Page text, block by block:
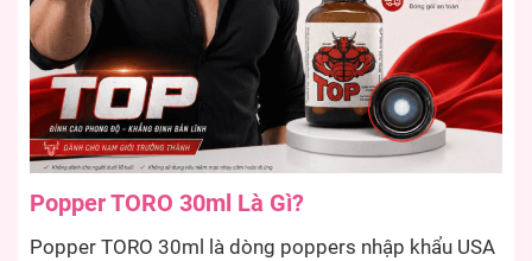
Popper TORO 30ml Là Gì?
Popper TORO 30ml là dòng poppers nhập khẩu USA